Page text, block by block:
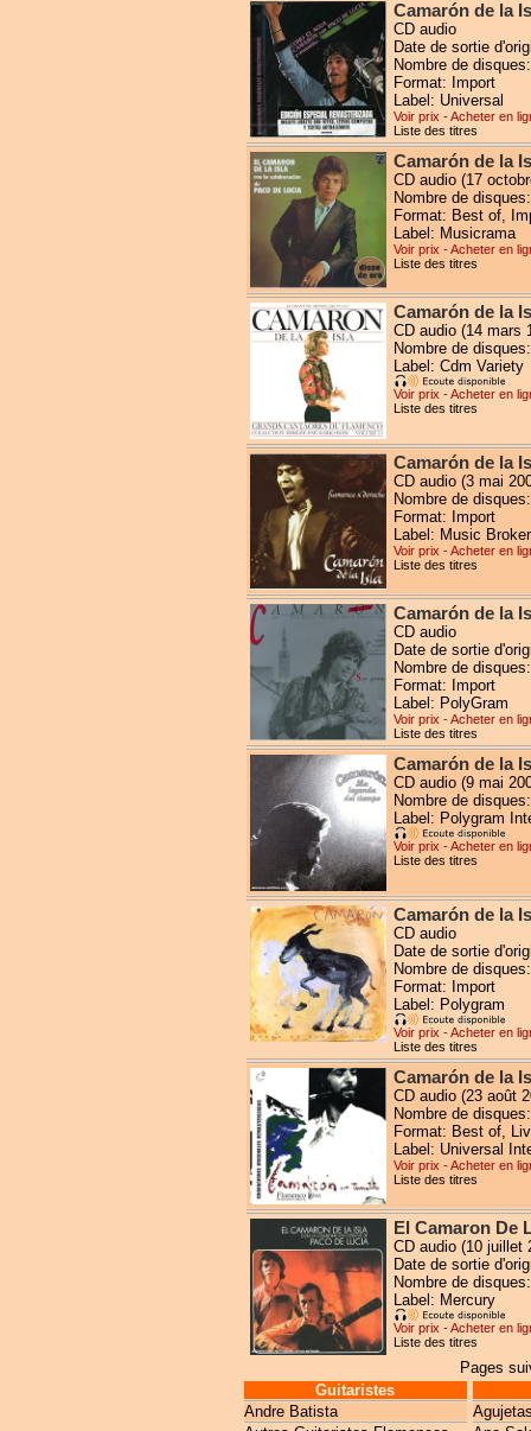
Camarón de la
CD audio
Date de sortie
Nombre de
Format: Import
Label: Universal
Voir prix - Acheter en
Liste des titres
Camarón de la
CD audio (17
Nombre de
Format: Best of,
Label: Musicrama
Voir prix - Acheter en
Liste des titres
Camarón de la
CD audio (14 mars
Nombre de
Label: Cdm Variety
Voir prix - Acheter en
Liste des titres
Camarón de la
CD audio (3 mai
Nombre de
Format: Import
Label: Music
Voir prix - Acheter en
Liste des titres
Camarón de la
CD audio
Date de sortie
Nombre de
Format: Import
Label: PolyGram
Voir prix - Acheter en
Liste des titres
Camarón de la
CD audio (9 mai
Nombre de
Label: Polygram
Voir prix - Acheter en
Liste des titres
Camarón de la
CD audio
Date de sortie
Nombre de
Format: Import
Label: Polygram
Voir prix - Acheter en
Liste des titres
Camarón de la
CD audio (23 août
Nombre de
Format: Best of,
Label: Universal
Voir prix - Acheter en
Liste des titres
El Camaron De
CD audio (10 juillet
Date de sortie
Nombre de
Label: Mercury
Voir prix - Acheter en
Liste des titres
Pages
Guitaristes
Andre Batista